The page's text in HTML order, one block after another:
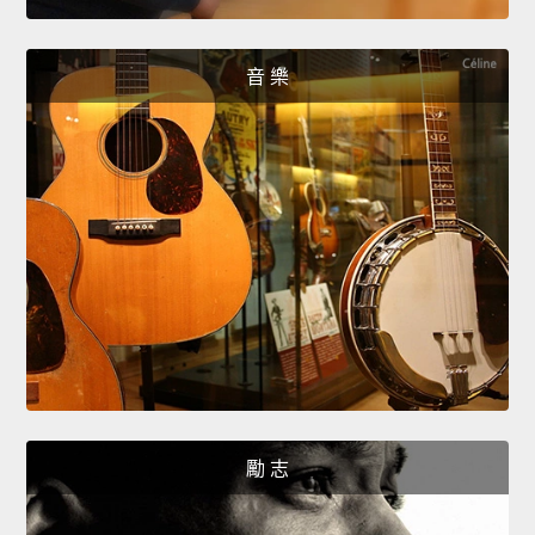
音 樂
勵 志